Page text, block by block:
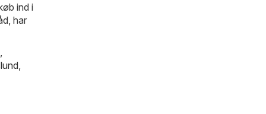
ind i
har